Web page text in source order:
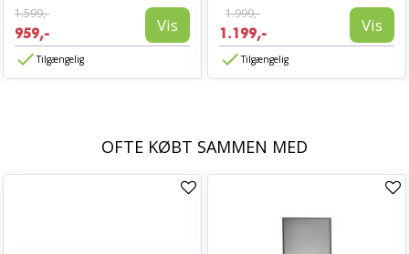
1.599,-
959,- Vis
Tilgængelig
1.999,-
1.199,- Vis
Tilgængelig
OFTE KØBT SAMMEN MED